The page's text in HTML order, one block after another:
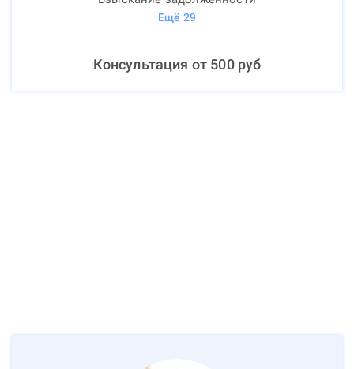
Ещё 29
Консультация от 500руб